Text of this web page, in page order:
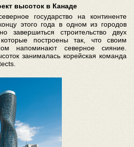
высоток в Канаде
государство на континенте
этого года в одном из городов
завершиться строительство двух
построены так, что своим
напоминают северное сияние.
занималась корейская команда